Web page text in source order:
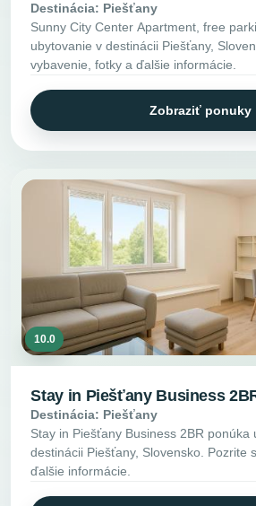
Destinácia: Piešťany
Sunny City Center Apartment, free
ubytovanie v destinácii Piešťany,
vybavenie, fotky a ďalšie informácie.
Zobraziť ponuky
10.0
Stay in Piešťany Business
Destinácia: Piešťany
Stay in Piešťany Business 2BR ponúka
destinácii Piešťany, Slovensko. Pozrite
ďalšie informácie.